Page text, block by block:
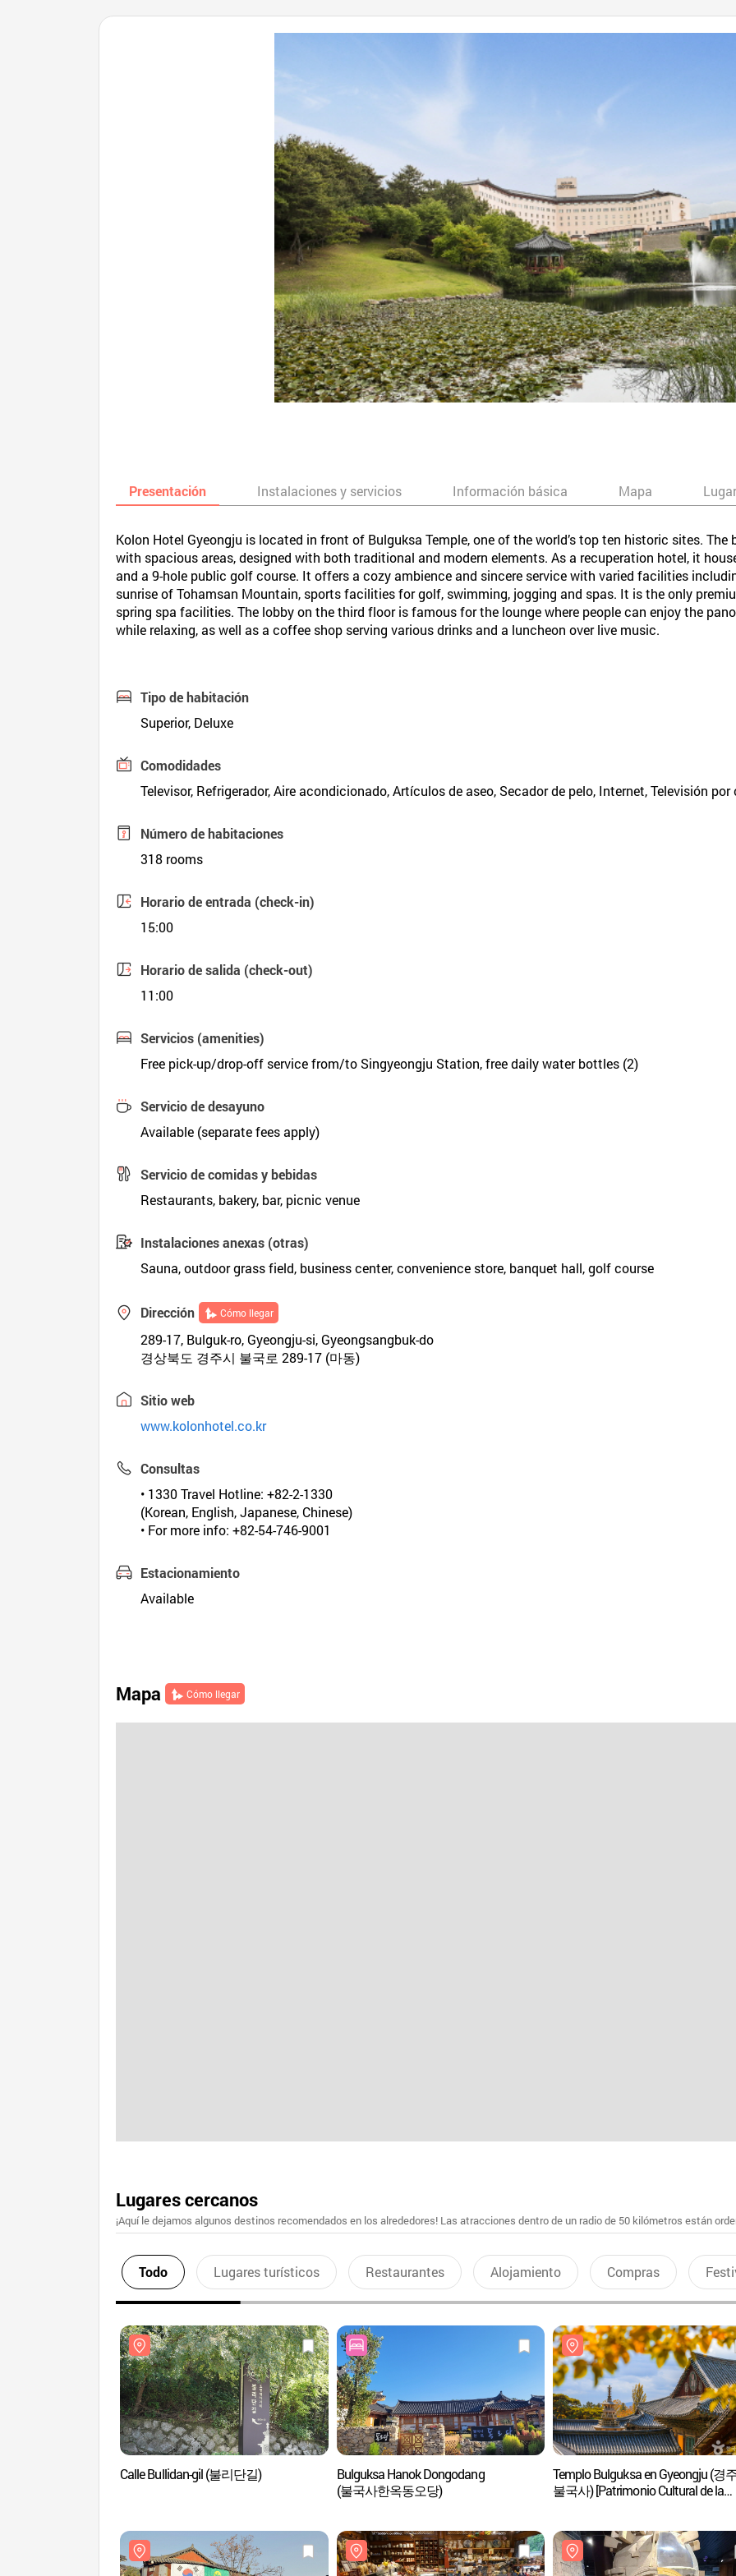
Presentación Instalaciones y servicios Información básica Mapa
Kolon Hotel Gyeongju is located in front of Bulguksa Temple, one of the world’s top ten historic sites.
with spacious areas, designed with both traditional and modern elements. As a recuperation hotel, it
and a 9-hole public golf course. It offers a cozy ambience and sincere service with varied facilities
sunrise of Tohamsan Mountain, sports facilities for golf, swimming, jogging and spas. It is the only
spring spa facilities. The lobby on the third floor is famous for the lounge where people can enjoy the
while relaxing, as well as a coffee shop serving various drinks and a luncheon over live music.
Tipo de habitación
Superior, Deluxe
Comodidades
Televisor, Refrigerador, Aire acondicionado, Artículos de aseo, Secador de pelo, Internet, Televisión por
Número de habitaciones
318 rooms
Horario de entrada (check-in)
15:00
Horario de salida (check-out)
11:00
Servicios (amenities)
Free pick-up/drop-off service from/to Singyeongju Station, free daily water bottles (2)
Servicio de desayuno
Available (separate fees apply)
Servicio de comidas y bebidas
Restaurants, bakery, bar, picnic venue
Instalaciones anexas (otras)
Sauna, outdoor grass field, business center, convenience store, banquet hall, golf course
Dirección Cómo llegar
289-17, Bulguk-ro, Gyeongju-si, Gyeongsangbuk-do
경상북도 경주시 불국로 289-17 (마동)
Sitio web
www.kolonhotel.co.kr
Consultas
• 1330 Travel Hotline: +82-2-1330
(Korean, English, Japanese, Chinese)
• For more info: +82-54-746-9001
Estacionamiento
Available
Mapa Cómo llegar
Lugares cercanos
¡Aquí le dejamos algunos destinos recomendados en los alrededores! Las atracciones dentro de un radio de 50 kilómetros están
Todo Lugares turísticos Restaurantes Alojamiento Compras
Calle Bullidan-gil (불리단길)
Bulguksa Hanok Dongodang
(불국사한옥동오당)
Templo Bulguksa en Gyeongju (경
불국사) [Patrimonio Cultural de la